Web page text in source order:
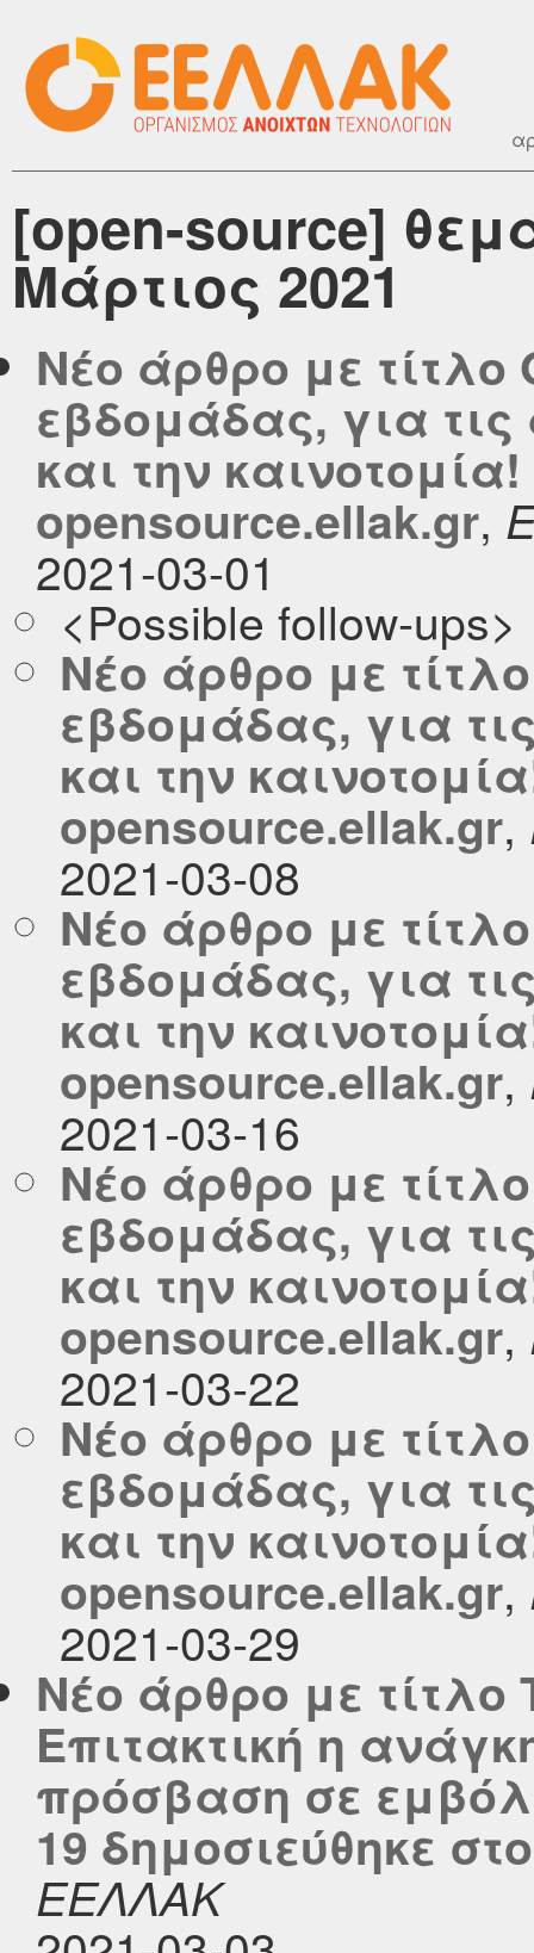
[open-source]
Μάρτιος 2021
Νέο άρθρο με τίτλο
εβδομάδας, για τις
και την
opensource.ellak.gr,
2021-03-01
<Possible follow-ups>
Νέο άρθρο με
εβδομάδας, για
και την
opensource.ellak.gr,
2021-03-08
Νέο άρθρο με
εβδομάδας, για
και την
opensource.ellak.gr,
2021-03-16
Νέο άρθρο με
εβδομάδας, για
και την
opensource.ellak.gr,
2021-03-22
Νέο άρθρο με
εβδομάδας, για
και την
opensource.ellak.gr,
2021-03-29
Νέο άρθρο με τίτλο
Επιτακτική η
πρόσβαση σε
19 δημοσιεύθηκε
ΕΕΛΛΑΚ